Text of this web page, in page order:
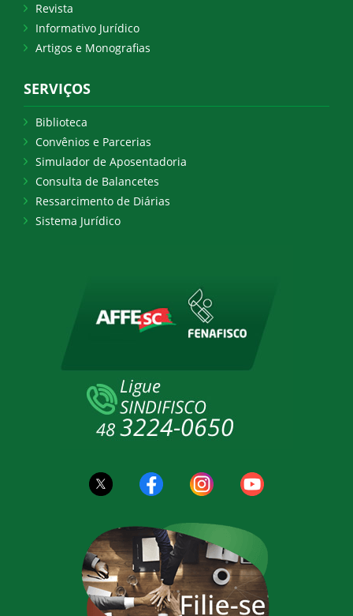
Revista
Informativo Jurídico
Artigos e Monografias
SERVIÇOS
Biblioteca
Convênios e Parcerias
Simulador de Aposentadoria
Consulta de Balancetes
Ressarcimento de Diárias
Sistema Jurídico